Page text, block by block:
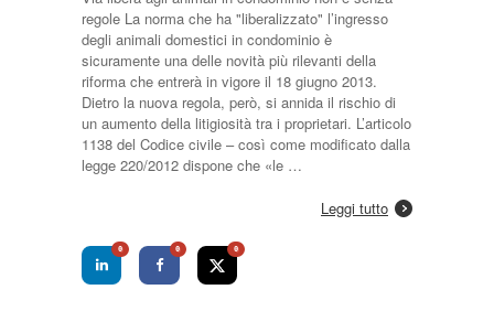
regole La norma che ha "liberalizzato" l’ingresso
degli animali domestici in condominio è
sicuramente una delle novità più rilevanti della
riforma che entrerà in vigore il 18 giugno 2013.
Dietro la nuova regola, però, si annida il rischio di
un aumento della litigiosità tra i proprietari. L’articolo
1138 del Codice civile – così come modificato dalla
legge 220/2012 ­dispone che «le …
Leggi tutto
0 0 0